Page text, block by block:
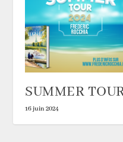
SUMMER
16 juin 2024